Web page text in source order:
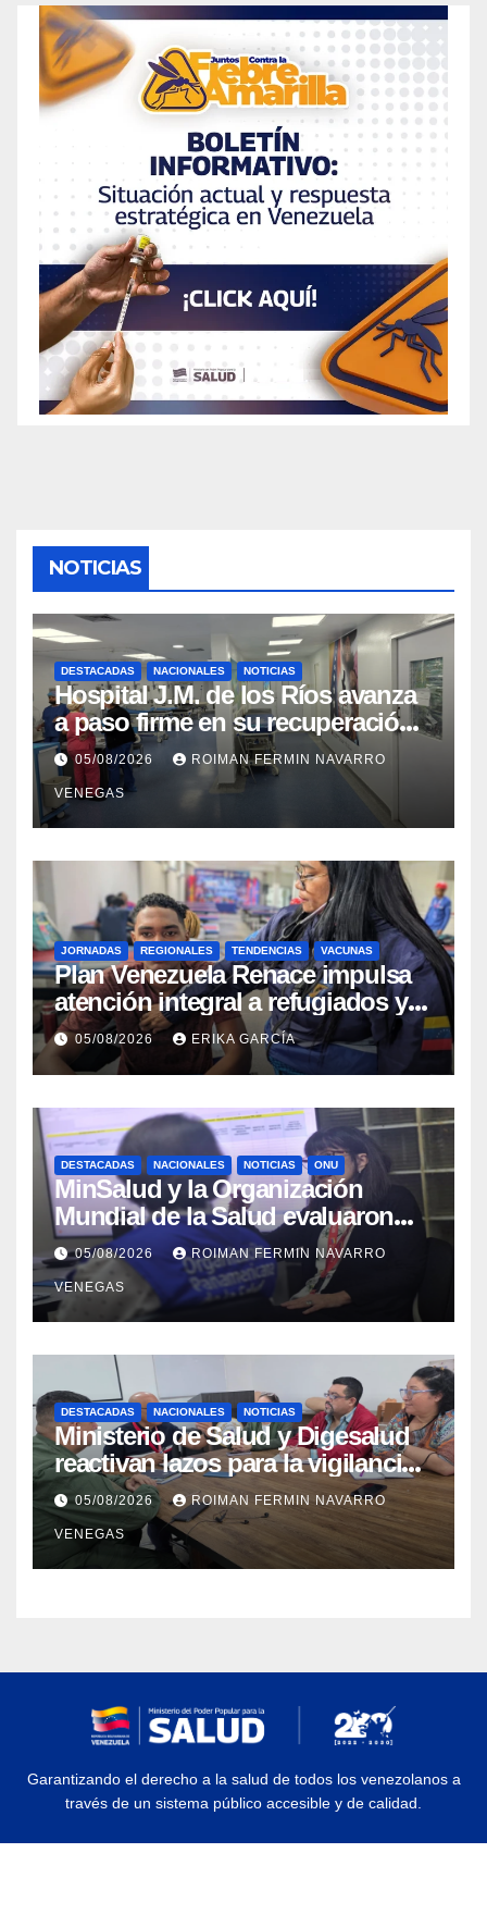
NOTICIAS
DESTACADAS NACIONALES NOTICIAS
Hospital J.M. de los Ríos avanza
a paso firme en su recuperación
tras los recientes eventos
sísmicos
05/08/2026 ROIMAN FERMIN NAVARRO
VENEGAS
JORNADAS REGIONALES TENDENCIAS VACUNAS
​Plan Venezuela Renace impulsa
atención integral a refugiados y
evaluación de vacunación en
Aragua
05/08/2026 ERIKA GARCÍA
DESTACADAS NACIONALES NOTICIAS ONU
MinSalud y la Organización
Mundial de la Salud evaluaron
propuesta técnica integral en
materia de agua saneamiento e
higiene ante contingencia
sísmica
05/08/2026 ROIMAN FERMIN NAVARRO
VENEGAS
DESTACADAS NACIONALES NOTICIAS
Ministerio de Salud y Digesalud
reactivan lazos para la vigilancia
epidemiológica y el control de
enfermedades
05/08/2026 ROIMAN FERMIN NAVARRO
VENEGAS
Garantizando el derecho a la salud de todos los venezolanos a
través de un sistema público accesible y de calidad.